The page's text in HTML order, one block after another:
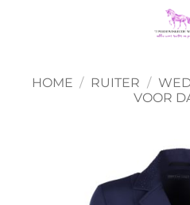
HOME / RUITER /
VOOR